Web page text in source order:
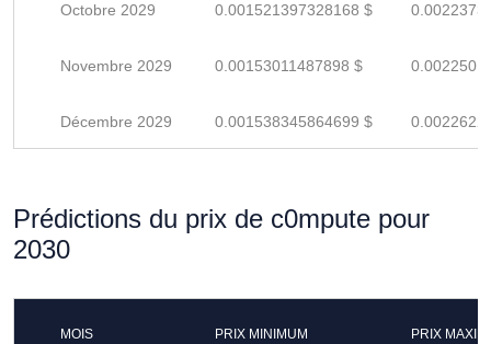
Octobre 2029 0.001521397328168 $
Novembre 2029 0.00153011487898 $
Décembre 2029 0.001538345864699 $
Prédictions du prix de c0mpute pour
2030
MOIS PRIX MINIMUM PRIX